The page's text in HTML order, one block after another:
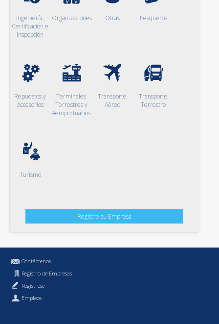
Ingeniería,
Certificación e
Inspección
Organizaciones Otras Pesqueros
Repuestos y
Accesorios
Terminales
Terrestres y
Aeroportuarios
Transporte
Aéreo
Transporte
Terrestre
Turismo
Registre su Empresa
Contáctenos
Registro de Empresas
Regístrese
Empleos